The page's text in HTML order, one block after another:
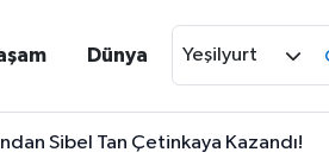
Dünya Yeşilyurt
Sibel Tan Çetinkaya Kazandı!